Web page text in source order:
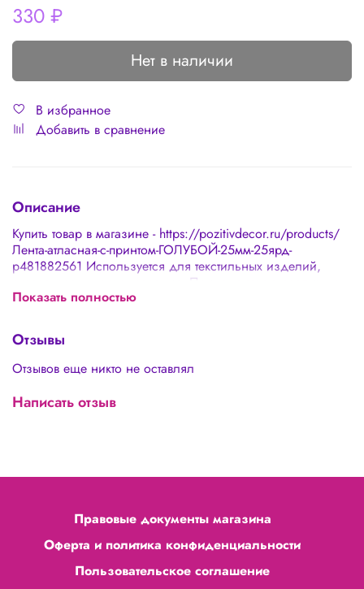
330 ₽
Нет в наличии
В избранное
Добавить в сравнение
Описание
Купить товар в магазине - https://pozitivdecor.ru/products/
Лента-атласная-с-принтом-ГОЛУБОЙ-25мм-25ярд-
p481882561 Используется для текстильных изделий,
аксессуаров, декорирования. Применяются в различных
видах рукоделия, при упаковке подарков. Отличное
Показать полностью
Отзывы
Отзывов еще никто не оставлял
Написать отзыв
Правовые документы магазина
Оферта и политика конфиденциальности
Пользовательское соглашение